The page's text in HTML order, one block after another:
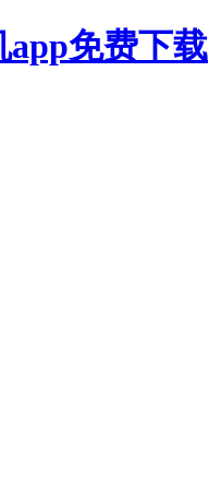
app免费下载